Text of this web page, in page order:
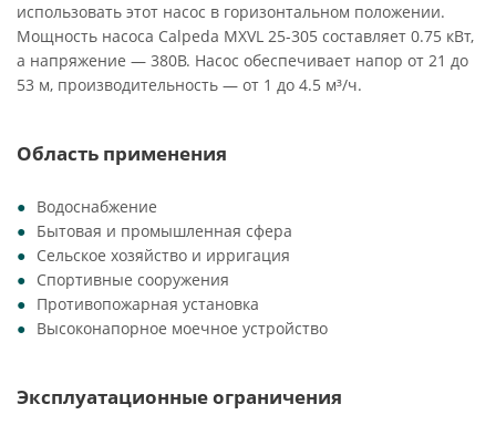
использовать этот насос в горизонтальном положении.
Мощность насоса Calpeda MXVL 25-305 составляет 0.75 кВт,
а напряжение — 380В. Насос обеспечивает напор от 21 до
53 м, производительность — от 1 до 4.5 м³/ч.
Область применения
Водоснабжение
Бытовая и промышленная сфера
Сельское хозяйство и ирригация
Спортивные сооружения
Противопожарная установка
Высоконапорное моечное устройство
Эксплуатационные ограничения